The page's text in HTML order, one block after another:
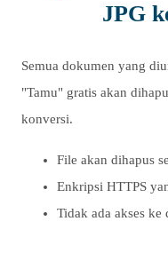
JPG
Semua dokumen yang
"Tamu" gratis akan
konversi.
File akan dihapus
Enkripsi HTTPS
Tidak ada akses ke